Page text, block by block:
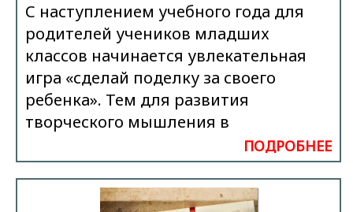
С наступлением учебного года для
родителей учеников младших
классов начинается увлекательная
игра «сделай поделку за своего
ребенка». Тем для развития
творческого мышления в
ПОДРОБНЕЕ